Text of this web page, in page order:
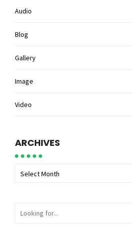
Audio
Blog
Gallery
Image
Video
ARCHIVES
Select Month